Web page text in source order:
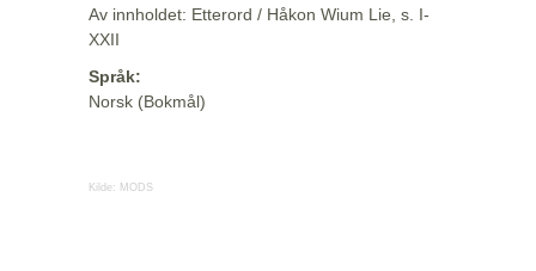
Av innholdet: Etterord / Håkon Wium Lie, s. I-
XXII
Språk:
Norsk (Bokmål)
Kilde: MODS